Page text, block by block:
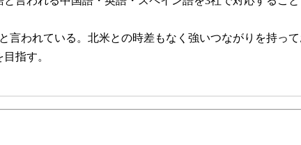
われている。北米との時差もなく強いつながりを持っ
指す。